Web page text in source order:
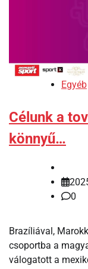
Egyéb
Célunk a
könnyű…
0
Brazíliával,
csoportba a
válogatott a